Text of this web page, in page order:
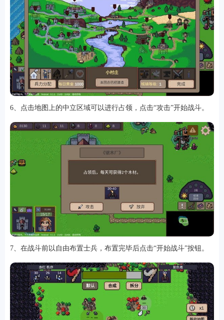
角色扮演小游戏恋爱养成沙盒模组up主自制赛车竞速策略塔防 动作射
益智休闲冒险解谜街机格斗模拟经营音乐游戏单机游戏战争策略
系统工具 影音播放游戏辅助 摄影美颜办公商务旅游出行 金融理财
趣味新闻阅读考试学习 AI软件健康运动生活购物地图导航主题桌面
6、点击地图上的中立区域可以进行占领，点击“攻击”开始战斗。
7、在战斗前以自由布置士兵，布置完毕后点击“开始战斗”按钮。